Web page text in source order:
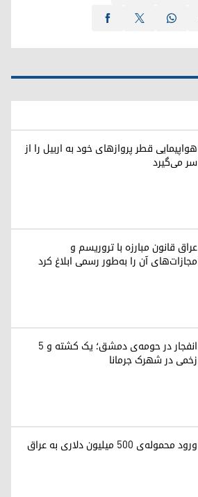
هواپیمایی قطر پروازهای خود به اربیل را از
سر می‌گیرد
عراق قانون مبارزه با تروریسم و
مجازات‌های آن را به‌طور رسمی ابلاغ کرد
انفجار در حومه‌ی دمشق؛ یک کشته و ۵
زخمی در شهرک جرمانا
ورود محموله‌ی ۵۰۰ میلیون دلاری به عراق